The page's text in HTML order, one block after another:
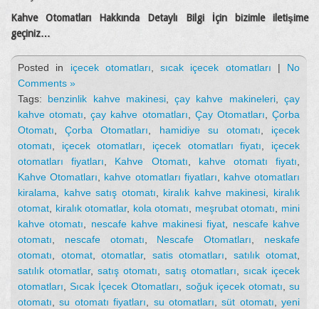
Kahve Otomatları Hakkında Detaylı Bilgi İçin bizimle iletişime
geçiniz…
Posted in içecek otomatları sıcak içecek otomatları | No
Comments »
Tags: benzinlik kahve makinesi,çay kahve makineleri,çay
kahve otomatı ,çay kahve otomatları Çay Otomatları ,Çorba
Otomatı ,Çorba Otomatları hamidiye su otomatı
içecek
otomatı
içecek otomatları içecek otomatları fiyatı
içecek
otomatları fiyatları
Kahve Otomatı kahve otomatı fiyatı
Kahve Otomatları
kahve otomatları fiyatları
kahve otomatları
kiralama
kahve satış otomatı kiralık kahve makinesi
kiralık
otomat
kiralık otomatlar, kola otomatı meşrubat otomatı
mini
kahve otomatı
nescafe kahve makinesi fiyat
nescafe kahve
otomatı
nescafe otomatı Nescafe Otomatları
neskafe
otomatı
otomat, otomatlar, satis otomatları satılık otomat
satılık otomatlar,satış otomatı satış otomatları
sıcak içecek
otomatları ,Sıcak İçecek Otomatları soğuk içecek otomatı ,su
otomatı ,su otomatı fiyatları su otomatları ,süt otomatı
yeni